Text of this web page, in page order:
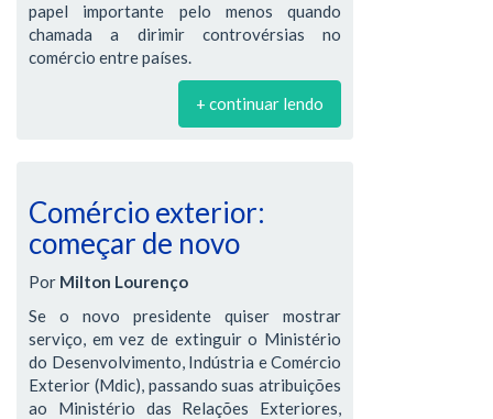
papel importante pelo menos quando
chamada a dirimir controvérsias no
comércio entre países.
+ continuar lendo
Comércio exterior:
começar de novo
Por Milton Lourenço
Se o novo presidente quiser mostrar
serviço, em vez de extinguir o Ministério
do Desenvolvimento, Indústria e Comércio
Exterior (Mdic), passando suas atribuições
ao Ministério das Relações Exteriores,